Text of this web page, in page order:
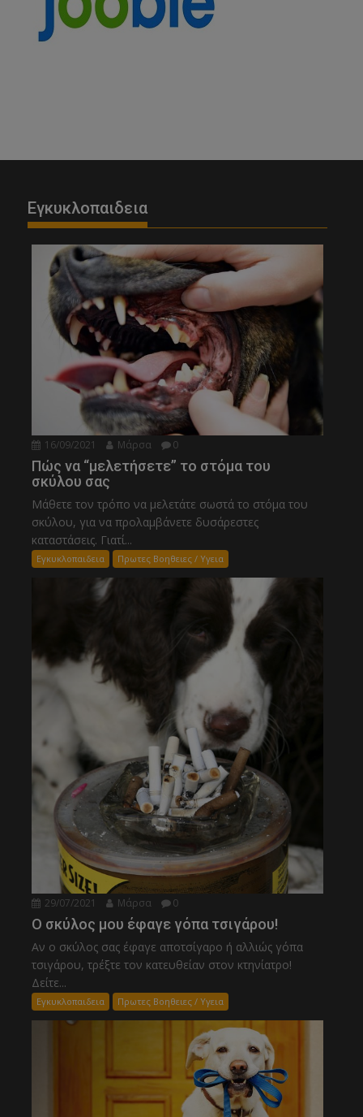
Εγκυκλοπαιδεια
16/09/2021 Μάρσα 0
Πώς να “μελετήσετε” το στόμα του
σκύλου σας
Μάθετε τον τρόπο να μελετάτε σωστά το στόμα του
σκύλου, για να προλαμβάνετε δυσάρεστες
καταστάσεις. Γιατί...
Εγκυκλοπαιδεια Πρωτες Βοηθειες / Υγεια
29/07/2021 Μάρσα 0
Ο σκύλος μου έφαγε γόπα τσιγάρου!
Αν ο σκύλος σας έφαγε αποτσίγαρο ή αλλιώς γόπα
τσιγάρου, τρέξτε τον κατευθείαν στον κτηνίατρο!
Δείτε...
Εγκυκλοπαιδεια Πρωτες Βοηθειες / Υγεια